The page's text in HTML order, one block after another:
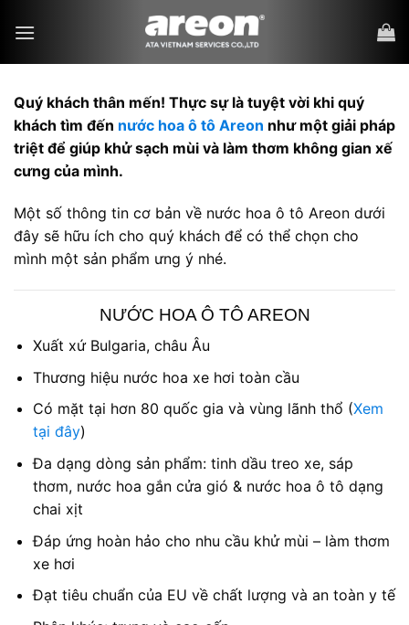
qua
Quý khách thân mến! Thực sự là tuyệt vời khi quý
khách tìm đến nước hoa ô tô Areon như một giải pháp
triệt để giúp khử sạch mùi và làm thơm không gian xế
cưng của mình.
Một số thông tin cơ bản về nước hoa ô tô Areon dưới
đây sẽ hữu ích cho quý khách để có thể chọn cho
mình một sản phẩm ưng ý nhé.
NƯỚC HOA Ô TÔ AREON
Xuất xứ Bulgaria, châu Âu
Thương hiệu nước hoa xe hơi toàn cầu
Có mặt tại hơn 80 quốc gia và vùng lãnh thổ (Xem
tại đây)
Đa dạng dòng sản phẩm: tinh dầu treo xe, sáp
thơm, nước hoa gắn cửa gió & nước hoa ô tô dạng
chai xịt
Đáp ứng hoàn hảo cho nhu cầu khử mùi – làm thơm
xe hơi
Đạt tiêu chuẩn của EU về chất lượng và an toàn y tế